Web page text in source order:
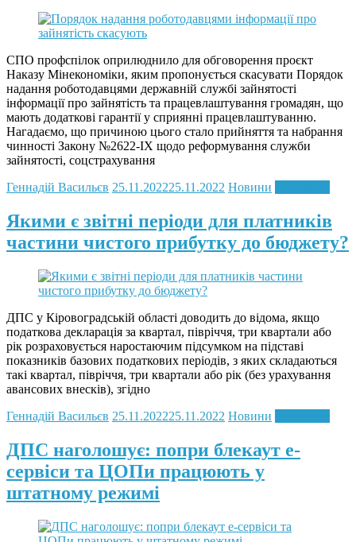
СПО профспілок оприлюднило для обговорення проєкт
Наказу Мінекономіки, яким пропонується скасувати Порядок
надання роботодавцями державній службі зайнятості
інформації про зайнятість та працевлаштування громадян, що
мають додаткові гарантії у сприянні працевлаштуванню.
Нагадаємо, що причиною цього стало прийняття та набрання
чинності Закону №2622-IX щодо реформування служби
зайнятості, соцстрахування
Геннадій Васильєв 25.11.202225.11.2022 Новини
Якими є звітні періоди для платників
частини чистого прибутку до бюджету?
ДПС у Кіровоградській області доводить до відома, якщо
податкова декларація за квартал, півріччя, три квартали або
рік розраховується наростаючим підсумком на підставі
показників базових податкових періодів, з яких складаються
такі квартал, півріччя, три квартали або рік (без урахування
авансових внесків), згідно
Геннадій Васильєв 25.11.202225.11.2022 Новини
ДПС наголошує: попри блекаут е-
сервіси та ЦОПи працюють у
штатному режимі